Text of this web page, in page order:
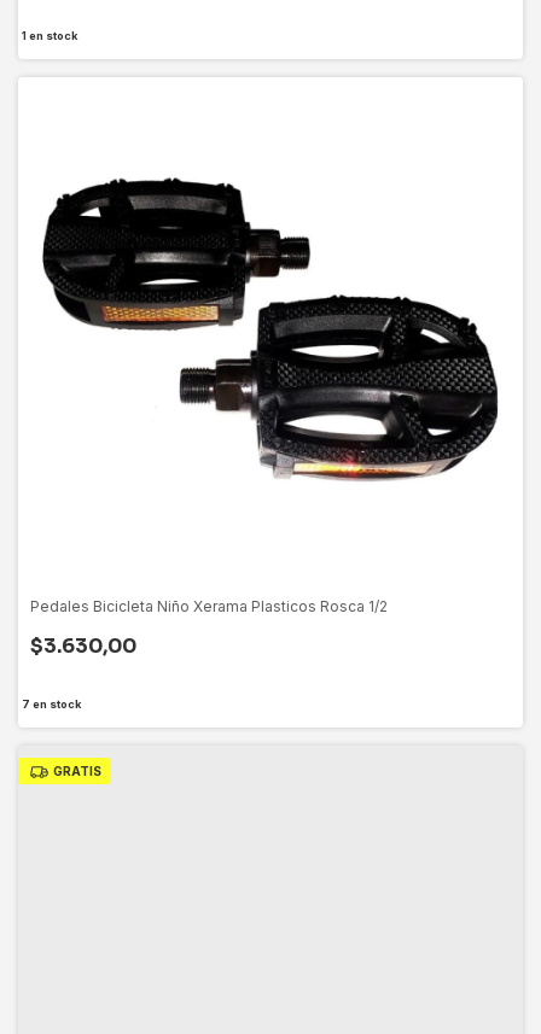
1 en stock
Pedales Bicicleta Niño Xerama Plasticos Rosca 1/2
$3.630,00
7 en stock
GRATIS